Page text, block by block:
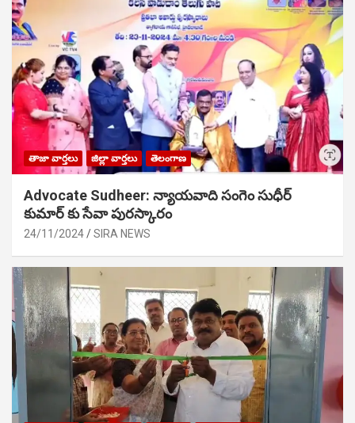
తాజా వార్తలు జిల్లా వార్తలు తెలంగాణ
Advocate Sudheer: న్యాయవాది సంగెం సుధీర్
కుమార్ కు సేవా పురస్కారం
24/11/2024 SIRA NEWS